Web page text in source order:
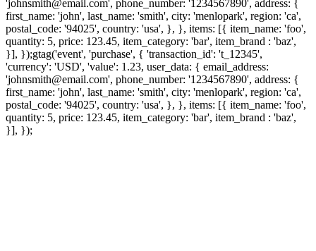
'johnsmith@email.com', phone_number: '1234567890', address: {
first_name: 'john', last_name: 'smith', city: 'menlopark', region: 'ca',
postal_code: '94025', country: 'usa', }, }, items: [{ item_name: 'foo',
quantity: 5, price: 123.45, item_category: 'bar', item_brand : 'baz',
}], });gtag('event', 'purchase', { 'transaction_id': 't_12345',
'currency': 'USD', 'value': 1.23, user_data: { email_address:
'johnsmith@email.com', phone_number: '1234567890', address: {
first_name: 'john', last_name: 'smith', city: 'menlopark', region: 'ca',
postal_code: '94025', country: 'usa', }, }, items: [{ item_name: 'foo',
quantity: 5, price: 123.45, item_category: 'bar', item_brand : 'baz',
}], });